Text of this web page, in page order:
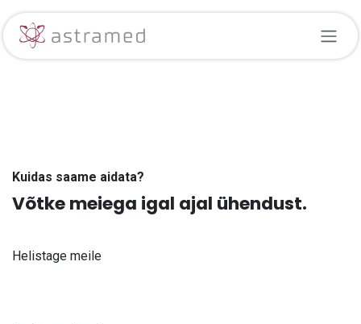
Skip to Content
Kuidas saame aidata?
Võtke meiega igal ajal ühendust.
Helistage meile